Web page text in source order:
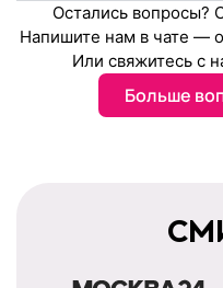
Остались вопросы?
Напишите нам в чате —
Или свяжитесь с
Больше